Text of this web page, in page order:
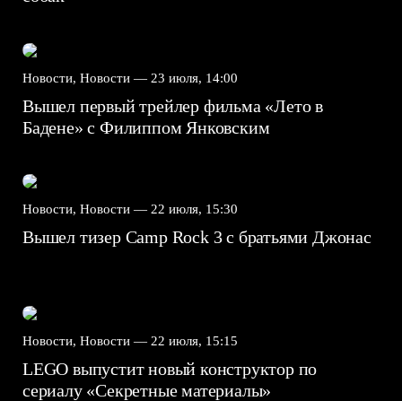
Новости, Новости — 23 июля, 14:00
Вышел первый трейлер фильма «Лето в
Бадене» с Филиппом Янковским
Новости, Новости — 22 июля, 15:30
Вышел тизер Camp Rock 3 с братьями Джонас
Новости, Новости — 22 июля, 15:15
LEGO выпустит новый конструктор по
сериалу «Секретные материалы»